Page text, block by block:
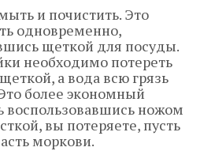
и почистить. Это
одновременно,
щеткой для посуды.
необходимо потереть
а вода всю грязь
более экономный
воспользовавшись ножом
вы потеряете, пусть
моркови.